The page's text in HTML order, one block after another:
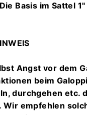
Basis im Sattel
Angst vor dem
beim
durchgehen etc.
Wir empfehlen